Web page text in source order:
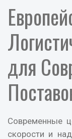
для
Современные
скорости и